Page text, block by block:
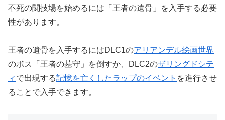
不死の闘技場を始めるには「王者の遺骨」を入手する必要
性があります。
王者の遺骨を入手するにはDLC1のアリアンデル絵画世界
のボス「王者の墓守」を倒すか、DLC2のザリングドシテ
ィ で出現する記憶を亡くしたラップのイベント を進行させ
ることで入手できます。